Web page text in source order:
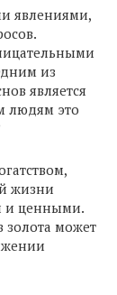
явлениями,
из
является
людям это
жизни
и ценными.
золота может